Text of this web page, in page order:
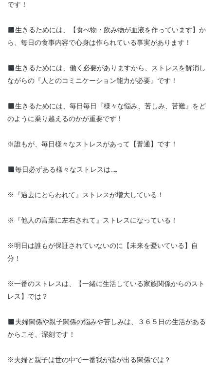
です！
生きるためには、【食べ物・飲み物が血液を作っています】か
ら、毎日の食事内容で心身は作られている事実があります！
生きるためには、働く必要がありますから、ストレスを解消し
ながらの『人とのコミニケーション能力が必要』です！
生きるためには、毎日毎日『様々な悩み、苦しみ、苦難』をど
のように乗り越えるのかが重要です！
※誰もが、毎日様々なストレスがあって【普通】です！
毎日必ずある様々なストレスは……
※『過去にとらわれて』ストレスが増大している！
※『他人の言葉に左右されて』ストレスになっている！
※明日は誰もが保証されていないのに【未来を憂いている】自
分！
※一番のストレスは、【一緒に生活している家族関係からのスト
レス】では？
夫婦関係や親子関係の悩みや苦しみは、３６５日の生活がある
からこそ、深刻です！
※夫婦と親子は世の中で一番我が儘が出る関係では？